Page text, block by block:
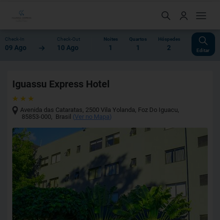
Check-In
09 Ago
Check-Out
10 Ago
Noites
1
Quartos
1
Hóspedes
2 Editar
Iguassu Express Hotel
Avenida das Cataratas, 2500 Vila Yolanda, Foz Do Iguacu,
85853-000, Brasil (Ver no Mapa)